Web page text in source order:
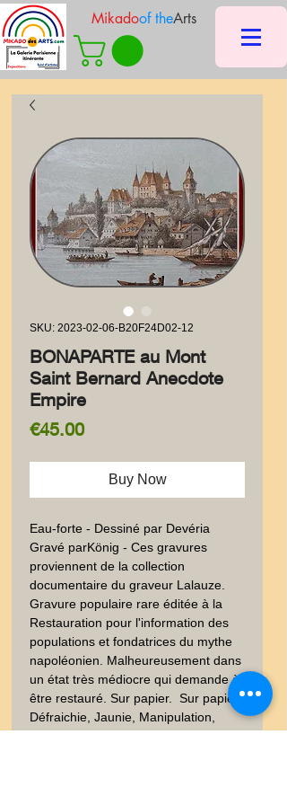
Mikadoof theArts
SKU: 2023-02-06-B20F24D02-12
BONAPARTE au Mont
Saint Bernard Anecdote
Empire
€45.00Price
Buy Now
Eau-forte - Dessiné par Devéria
Gravé parKönig - Ces gravures
proviennent de la collection
documentaire du graveur Lalauze.
Gravure populaire rare éditée à la
Restauration pour l'information des
populations et fondatrices du mythe
napoléonien. Malheureusement dans
un état très médiocre qui demande à
être restauré. Sur papier.  Sur papier.
Défraichie, Jaunie, Manipulation,